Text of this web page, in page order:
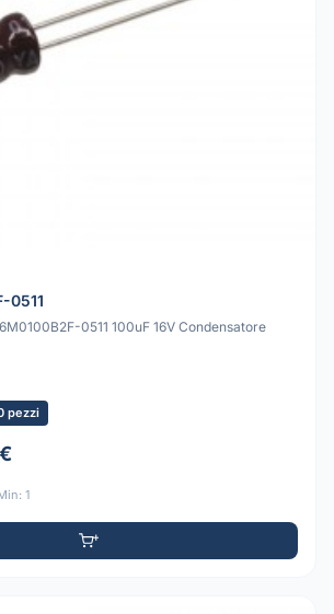
0511
0511 100uF 16V Condensatore
pezzi
1